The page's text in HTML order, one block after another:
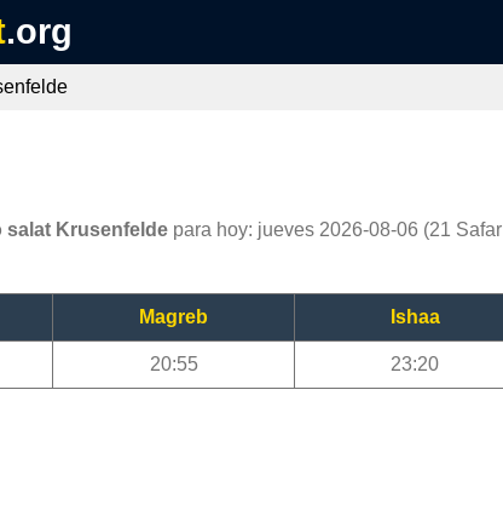
.org
salat Krusenfelde para hoy: jueves 2026-08-06 (21 Safar
Magreb Ishaa
20:55 23:20